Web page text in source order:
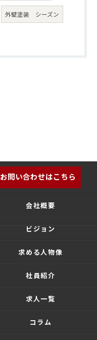
外壁塗装 シーズン
お問い合わせはこちら
会社概要
ビジョン
求める人物像
社員紹介
求人一覧
コラム